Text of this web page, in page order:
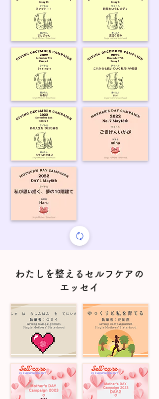
わたしを整えるセルフケアの
エッセイ